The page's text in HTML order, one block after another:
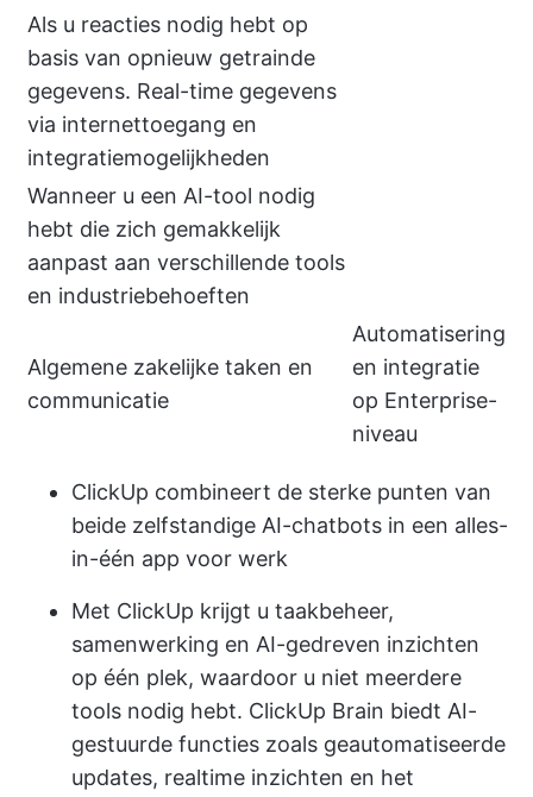
Als u reacties nodig hebt op
basis van opnieuw getrainde
gegevens. Real-time gegevens
via internettoegang en
integratiemogelijkheden
Wanneer u een AI-tool nodig
hebt die zich gemakkelijk
aanpast aan verschillende tools
en industriebehoeften
Algemene zakelijke taken en
communicatie
Automatisering
en integratie
op Enterprise-
niveau
ClickUp combineert de sterke punten van
beide zelfstandige AI-chatbots in een alles-
in-één app voor werk
Met ClickUp krijgt u taakbeheer,
samenwerking en AI-gedreven inzichten
op één plek, waardoor u niet meerdere
tools nodig hebt. ClickUp Brain biedt AI-
gestuurde functies zoals geautomatiseerde
updates, realtime inzichten en het